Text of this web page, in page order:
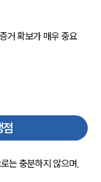
거 확보가 매우 중요
점
는 충분하지 않으며,